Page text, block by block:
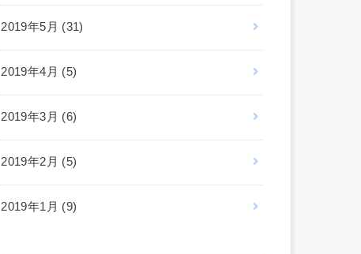
2019年5月 (31)
2019年4月 (5)
2019年3月 (6)
2019年2月 (5)
2019年1月 (9)